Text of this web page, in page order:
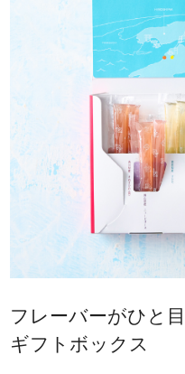
フレーバーがひと
ギフトボックス